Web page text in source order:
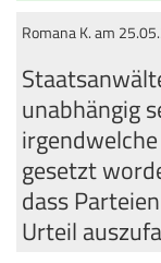
Romana K. am
unabhängig
gesetzt
dass
Urteil